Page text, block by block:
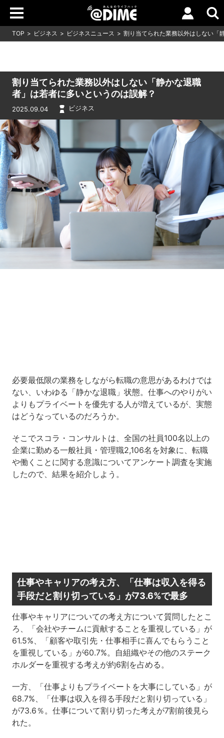
TOP ビジネス ビジネスニュース 割り当てられた業務以外はしない「
割り当てられた業務以外はしない「静かな退職
者」は若者に多いというのは誤解？
2025.09.04 ビジネス
必要最低限の業務をしながら転職の意思があるわけでは
ない、いわゆる「静かな退職」状態。仕事へのやりがい
よりもプライベートを優先する人が増えているが、実態
はどうなっているのだろうか。
そこでスコラ・コンサルトは、全国の社員100名以上の
企業に勤める一般社員・管理職2,106名を対象に、転職
や働くことに関する意識についてアンケート調査を実施
したので、結果を紹介しよう。
仕事やキャリアの考え方、「仕事は収入を得る
手段だと割り切っている」が73.6%で最多
仕事やキャリアについての考え方について質問したとこ
ろ、「会社やチームに貢献することを重視している」が
61.5%、「顧客や取引先・仕事相手に喜んでもらうこと
を重視している」が60.7%。自組織やその他のステーク
ホルダーを重視する考えが約6割を占める。
一方、「仕事よりもプライベートを大事にしている」が
68.7%、「仕事は収入を得る手段だと割り切っている」
が73.6％。仕事について割り切った考えが7割前後見ら
れた。